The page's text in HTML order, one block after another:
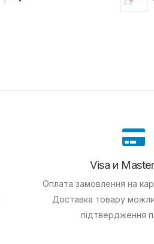
Visa и
Оплата замовлення на
Доставка товару
підтвердження